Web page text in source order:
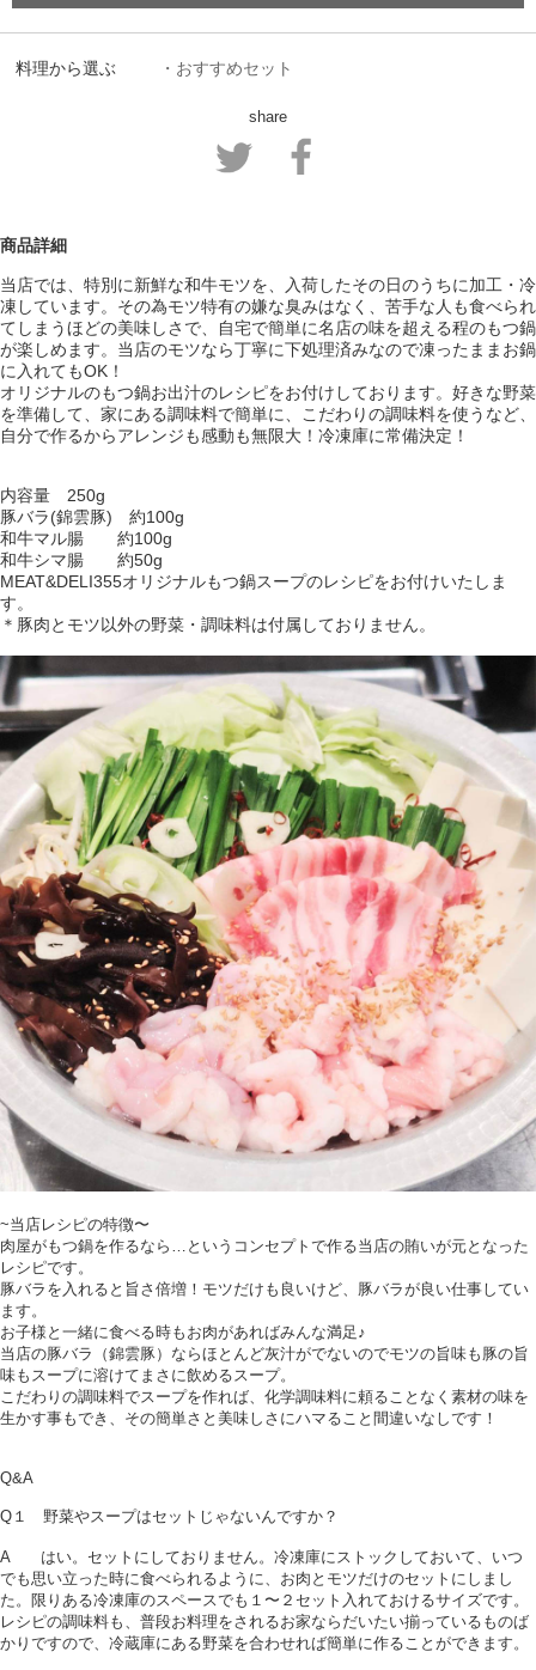
料理から選ぶ ・おすすめセット
share
商品詳細
当店では、特別に新鮮な和牛モツを、入荷したその日のうちに加工・冷
凍しています。その為モツ特有の嫌な臭みはなく、苦手な人も食べられ
てしまうほどの美味しさで、自宅で簡単に名店の味を超える程のもつ鍋
が楽しめます。当店のモツなら丁寧に下処理済みなので凍ったままお鍋
に入れてもOK！
オリジナルのもつ鍋お出汁のレシピをお付けしております。好きな野菜
を準備して、家にある調味料で簡単に、こだわりの調味料を使うなど、
自分で作るからアレンジも感動も無限大！冷凍庫に常備決定！
内容量 250g
豚バラ(錦雲豚) 約100g
和牛マル腸 約100g
和牛シマ腸 約50g
MEAT&DELI355オリジナルもつ鍋スープのレシピをお付けいたしま
す。
＊豚肉とモツ以外の野菜・調味料は付属しておりません。
~当店レシピの特徴〜
肉屋がもつ鍋を作るなら…というコンセプトで作る当店の賄いが元となった
レシピです。
豚バラを入れると旨さ倍増！モツだけも良いけど、豚バラが良い仕事してい
ます。
お子様と一緒に食べる時もお肉があればみんな満足♪
当店の豚バラ（錦雲豚）ならほとんど灰汁がでないのでモツの旨味も豚の旨
味もスープに溶けてまさに飲めるスープ。
こだわりの調味料でスープを作れば、化学調味料に頼ることなく素材の味を
生かす事もでき、その簡単さと美味しさにハマること間違いなしです！
Q&A
Q１ 野菜やスープはセットじゃないんですか？
A はい。セットにしておりません。冷凍庫にストックしておいて、いつ
でも思い立った時に食べられるように、お肉とモツだけのセットにしまし
た。限りある冷凍庫のスペースでも１〜２セット入れておけるサイズです。
レシピの調味料も、普段お料理をされるお家ならだいたい揃っているものば
かりですので、冷蔵庫にある野菜を合わせれば簡単に作ることができます。